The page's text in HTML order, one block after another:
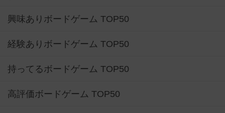
興味ありボードゲーム TOP50
経験ありボードゲーム TOP50
持ってるボードゲーム TOP50
高評価ボードゲーム TOP50